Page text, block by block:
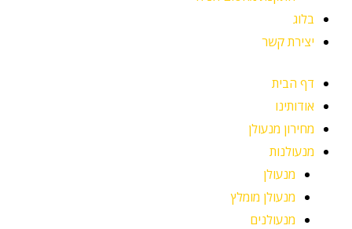
בלוג
יצירת קשר
דף הבית
אודותינו
מחירון מנעולן
מנעולנות
מנעולן
מנעולן מומלץ
מנעולנים